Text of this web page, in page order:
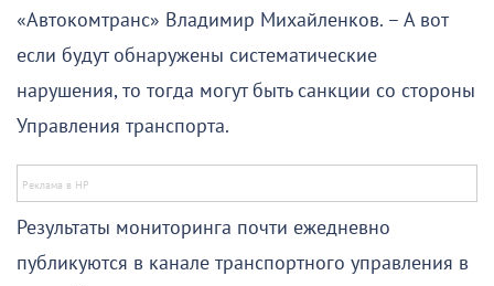
«Автокомтранс» Владимир Михайленков. – А вот
если будут обнаружены систематические
нарушения, то тогда могут быть санкции со стороны
Управления транспорта.
Результаты мониторинга почти ежедневно
публикуются в канале транспортного управления в